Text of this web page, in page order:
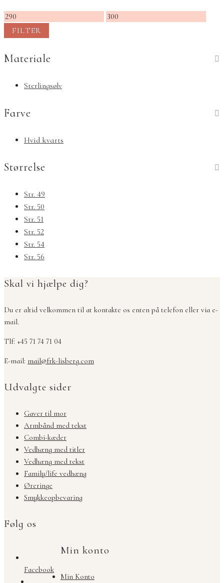
Mindste
pris
Højeste
FILTER
Materiale
Sterlingsølv
Farve
Hvid kvarts
Størrelse
Str. 49
Str. 50
Str. 51
Str. 52
Str. 54
Str. 56
Skal vi hjælpe dig?
Du er altid velkommen til at kontakte os enten på telefon eller via e-
mail.
Tlf: +45 71 74 71 04
E-mail: mail@frk-lisberg.com
Udvalgte sider
Gaver til mor
Armbånd med tekst
Combi-kæder
Vedhæng med titler
Vedhæng med tekst
Family/life vedhæng
Øreringe
Smykkeopbevaring
Følg os
Facebook
Min konto
Min Konto